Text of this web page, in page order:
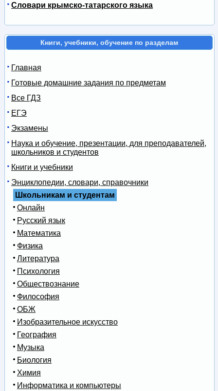
Словари крымско-татарского языка
Книги, учебники, обучение по разделам
Главная
Готовые домашние задания по предметам
Все ГДЗ
ЕГЭ
Экзамены
Наука и обучение, презентации, для преподавателей,
школьников и студентов
Книги и учебники
Энциклопедии, словари, справочники
Школьникам и студентам
Онлайн
Русский язык
Математика
Физика
Литература
Психология
Обществознание
Философия
ОБЖ
Изобразительное искусство
География
Музыка
Биология
Химия
Информатика и компьютеры